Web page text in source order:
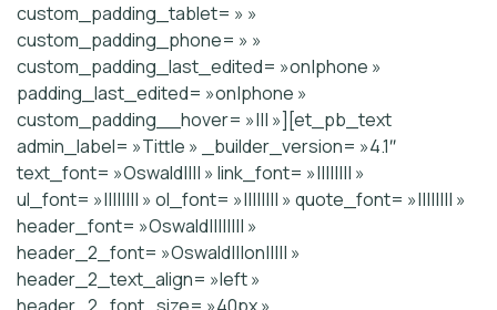
custom_padding_tablet= » »
custom_padding_phone= » »
custom_padding_last_edited= »on|phone »
padding_last_edited= »on|phone »
custom_padding__hover= »||| »][et_pb_text
admin_label= »Tittle » _builder_version= »4.1″
text_font= »Oswald|||| » link_font= »|||||||| »
ul_font= »|||||||| » ol_font= »|||||||| » quote_font= »|||||||| »
header_font= »Oswald|||||||| »
header_2_font= »Oswald|||on||||| »
header_2_text_align= »left »